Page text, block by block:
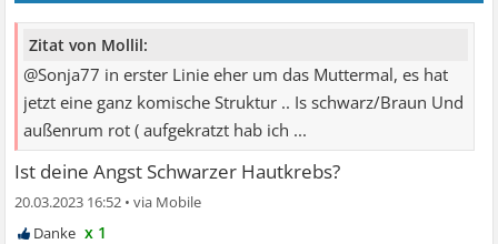
Zitat von Mollil:
@Sonja77 in erster Linie eher um das Muttermal, es hat
jetzt eine ganz komische Struktur .. Is schwarz/Braun Und
außenrum rot ( aufgekratzt hab ich ...
Ist deine Angst Schwarzer Hautkrebs?
20.03.2023 16:52 •
x 1